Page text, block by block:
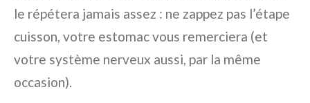
le répétera jamais assez : ne zappez pas l’étape
cuisson, votre estomac vous remerciera (et
votre système nerveux aussi, par la même
occasion).